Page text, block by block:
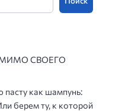
СВОЕГО
как шампунь:
берем ту, к которой